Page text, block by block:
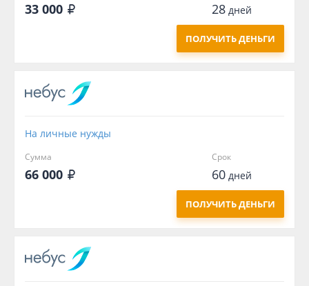
33 000 28дней
ПОЛУЧИТЬ ДЕНЬГИ
На личные нужды
Сумма
66 000
Срок
60дней
ПОЛУЧИТЬ ДЕНЬГИ